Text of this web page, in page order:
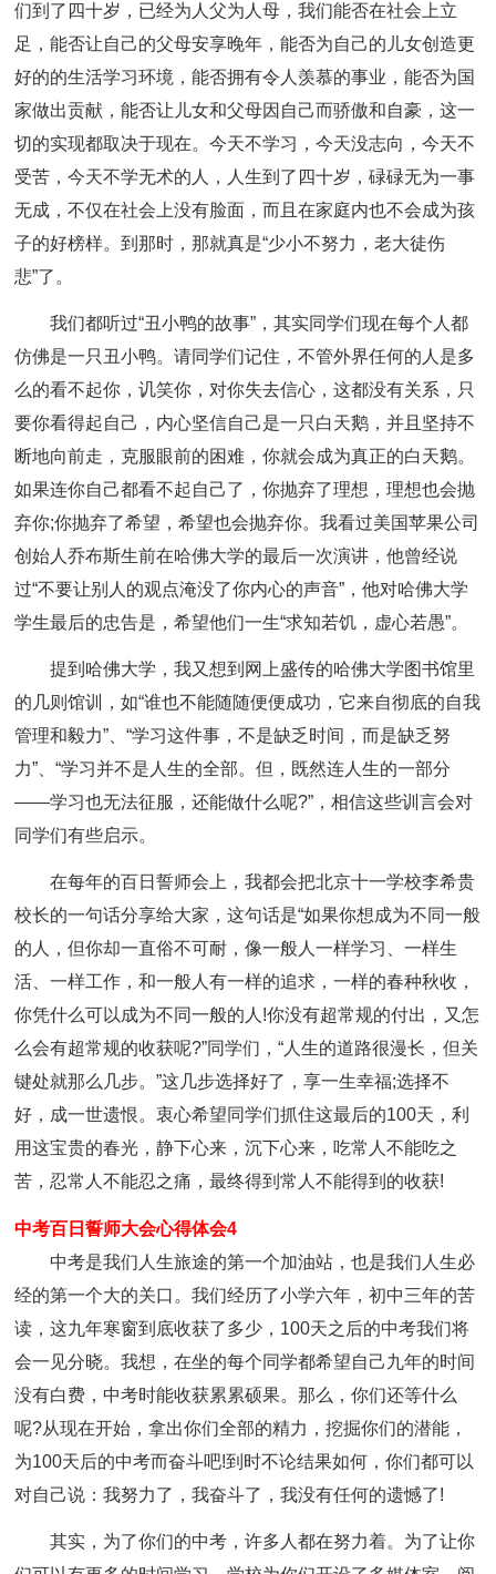
们到了四十岁，已经为人父为人母，我们能否在社会上立
足，能否让自己的父母安享晚年，能否为自己的儿女创造更
好的的生活学习环境，能否拥有令人羡慕的事业，能否为国
家做出贡献，能否让儿女和父母因自己而骄傲和自豪，这一
切的实现都取决于现在。今天不学习，今天没志向，今天不
受苦，今天不学无术的人，人生到了四十岁，碌碌无为一事
无成，不仅在社会上没有脸面，而且在家庭内也不会成为孩
子的好榜样。到那时，那就真是“少小不努力，老大徒伤
悲”了。
我们都听过“丑小鸭的故事”，其实同学们现在每个人都
仿佛是一只丑小鸭。请同学们记住，不管外界任何的人是多
么的看不起你，讥笑你，对你失去信心，这都没有关系，只
要你看得起自己，内心坚信自己是一只白天鹅，并且坚持不
断地向前走，克服眼前的困难，你就会成为真正的白天鹅。
如果连你自己都看不起自己了，你抛弃了理想，理想也会抛
弃你;你抛弃了希望，希望也会抛弃你。我看过美国苹果公司
创始人乔布斯生前在哈佛大学的最后一次演讲，他曾经说
过“不要让别人的观点淹没了你内心的声音”，他对哈佛大学
学生最后的忠告是，希望他们一生“求知若饥，虚心若愚”。
提到哈佛大学，我又想到网上盛传的哈佛大学图书馆里
的几则馆训，如“谁也不能随随便便成功，它来自彻底的自我
管理和毅力”、“学习这件事，不是缺乏时间，而是缺乏努
力”、“学习并不是人生的全部。但，既然连人生的一部分
——学习也无法征服，还能做什么呢?”，相信这些训言会对
同学们有些启示。
在每年的百日誓师会上，我都会把北京十一学校李希贵
校长的一句话分享给大家，这句话是“如果你想成为不同一般
的人，但你却一直俗不可耐，像一般人一样学习、一样生
活、一样工作，和一般人有一样的追求，一样的春种秋收，
你凭什么可以成为不同一般的人!你没有超常规的付出，又怎
么会有超常规的收获呢?”同学们，“人生的道路很漫长，但关
键处就那么几步。”这几步选择好了，享一生幸福;选择不
好，成一世遗恨。衷心希望同学们抓住这最后的100天，利
用这宝贵的春光，静下心来，沉下心来，吃常人不能吃之
苦，忍常人不能忍之痛，最终得到常人不能得到的收获!
中考百日誓师大会心得体会4
中考是我们人生旅途的第一个加油站，也是我们人生必
经的第一个大的关口。我们经历了小学六年，初中三年的苦
读，这九年寒窗到底收获了多少，100天之后的中考我们将
会一见分晓。我想，在坐的每个同学都希望自己九年的时间
没有白费，中考时能收获累累硕果。那么，你们还等什么
呢?从现在开始，拿出你们全部的精力，挖掘你们的潜能，
为100天后的中考而奋斗吧!到时不论结果如何，你们都可以
对自己说：我努力了，我奋斗了，我没有任何的遗憾了!
其实，为了你们的中考，许多人都在努力着。为了让你